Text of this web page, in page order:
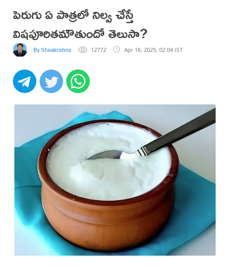
పెరుగు ఏ పాత్రలో నిల్వ చేస్తే
విషపూరితమౌతుందో తెలుసా?
By Shivakrishna 12772 Apr 16, 2025, 02:04 IST